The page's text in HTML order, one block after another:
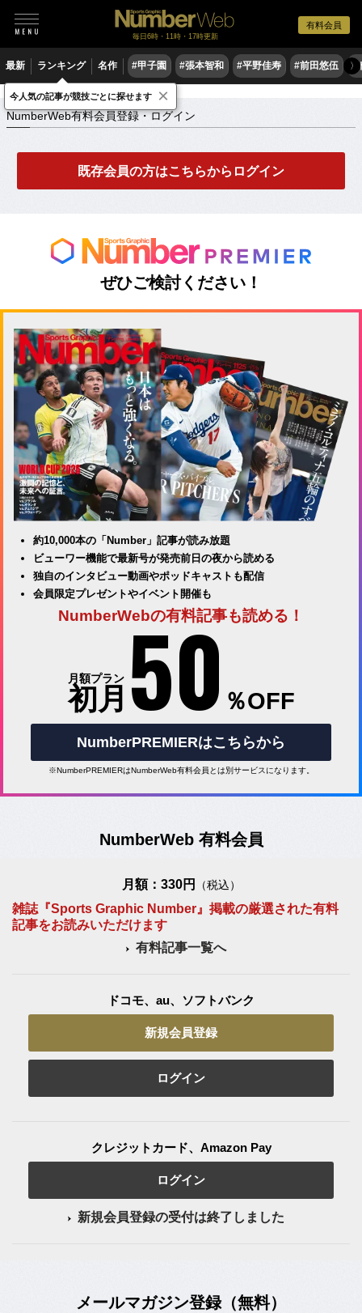
有料会員
毎日6時・11時・17時更新
最新 ランキング 名作 #甲子園 #張本智和 #平野佳寿 #前田悠伍 #
〉
NumberWeb有料会員登録・ログイン
NumberWeb有料会員登録・ログイン
既存会員の方はこちらからログイン
ぜひご検討ください！
約10,000本の「Number」記事が読み放題
ビューワー機能で最新号が発売前日の夜から読める
独自のインタビュー動画やポッドキャストも配信
会員限定プレゼントやイベント開催も
NumberWebの有料記事も読める！
月額プラン
初月 50 ％OFF
NumberPREMIERはこちらから
※NumberPREMIERはNumberWeb有料会員とは別サービスになります。
NumberWeb 有料会員
月額：330円 （税込）
雑誌『Sports Graphic Number』掲載の厳選された有料
記事をお読みいただけます
有料記事一覧へ
ドコモ、au、ソフトバンク
新規会員登録
ログイン
クレジットカード、Amazon Pay
ログイン
新規会員登録の受付は終了しました
メールマガジン登録（無料）
今人気の記事が競技ごとに探せます ×